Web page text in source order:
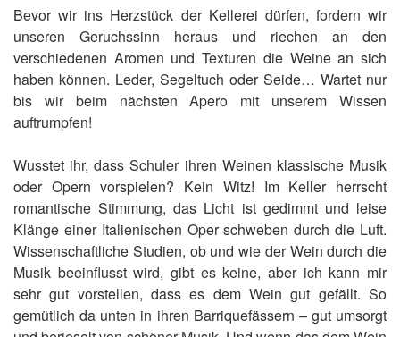
Bevor wir ins Herzstück der Kellerei dürfen, fordern wir
unseren Geruchssinn heraus und riechen an den
verschiedenen Aromen und Texturen die Weine an sich
haben können. Leder, Segeltuch oder Seide… Wartet nur
bis wir beim nächsten Apero mit unserem Wissen
auftrumpfen!
Wusstet ihr, dass Schuler ihren Weinen klassische Musik
oder Opern vorspielen? Kein Witz! Im Keller herrscht
romantische Stimmung, das Licht ist gedimmt und leise
Klänge einer Italienischen Oper schweben durch die Luft.
Wissenschaftliche Studien, ob und wie der Wein durch die
Musik beeinflusst wird, gibt es keine, aber ich kann mir
sehr gut vorstellen, dass es dem Wein gut gefällt. So
gemütlich da unten in ihren Barriquefässern – gut umsorgt